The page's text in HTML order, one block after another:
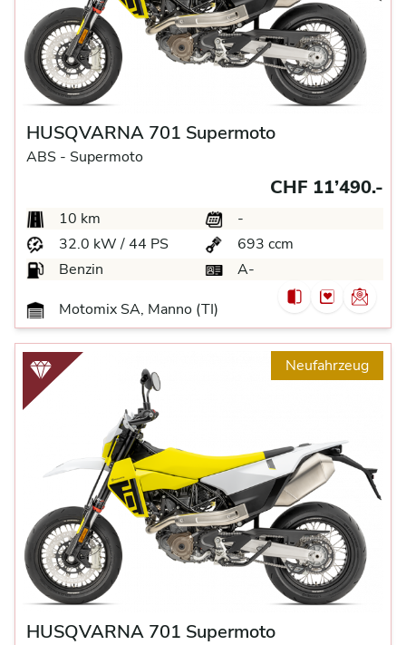
HUSQVARNA 701 Supermoto
ABS - Supermoto
CHF 11’490.-
10 km
-
32.0 kW / 44 PS
693 ccm
Benzin
A-
Motomix SA, Manno (TI)
Neufahrzeug
HUSQVARNA 701 Supermoto